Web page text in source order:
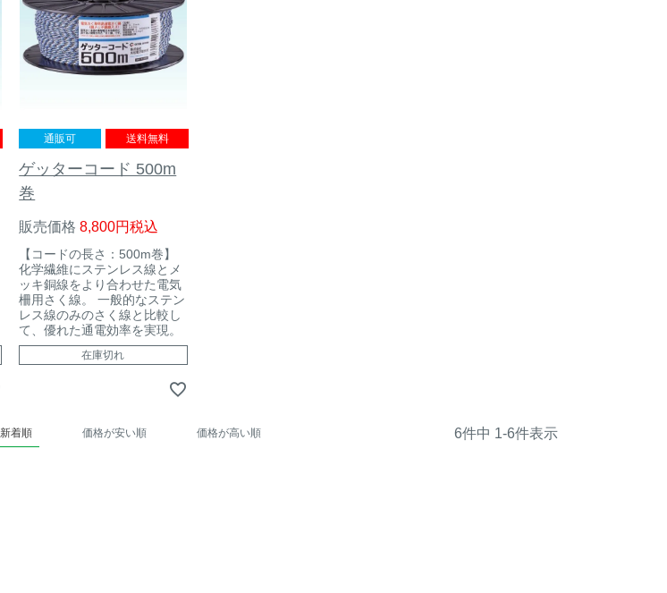
通販可 送料無料
ゲッターコード 500m
巻
販売価格 8,800 税込
【コードの長さ：500m巻】
化学繊維にステンレス線とメ
ッキ銅線をより合わせた電気
柵用さく線。 一般的なステン
レス線のみのさく線と比較し
て、優れた通電効率を実現。
在庫切れ
新着順 価格が安い順 価格が高い順 6件中 1-6件表示